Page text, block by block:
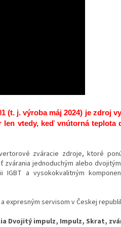
(t. j. výroba máj 2024) je zdroj
vtedy, keď vnútorná teplota
zváracie zdroje, ktoré
jednoduchým alebo
IGBT a vysokokvalitným
expresným servisom v Českej
Dvojitý impulz, Impulz, Skrat,